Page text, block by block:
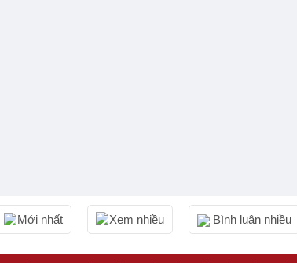
Mới nhất Xem nhiều Bình luận nhiều